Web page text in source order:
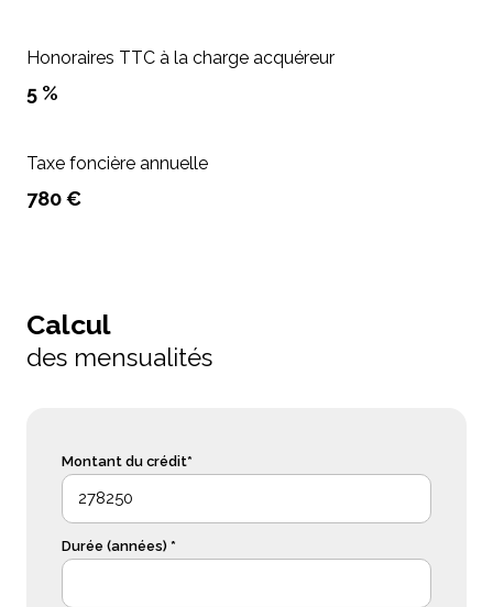
Honoraires TTC à la charge acquéreur
5 %
Taxe foncière annuelle
780 €
Calcul
des mensualités
Montant du crédit*
Durée (années) *